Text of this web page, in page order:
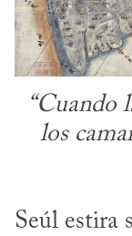
“Cuando
los
Seúl estira